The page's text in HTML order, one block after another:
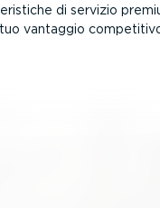
di servizio
vantaggio